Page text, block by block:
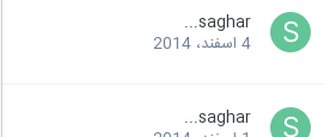
saghar...
4 اسفند، 2014
saghar...